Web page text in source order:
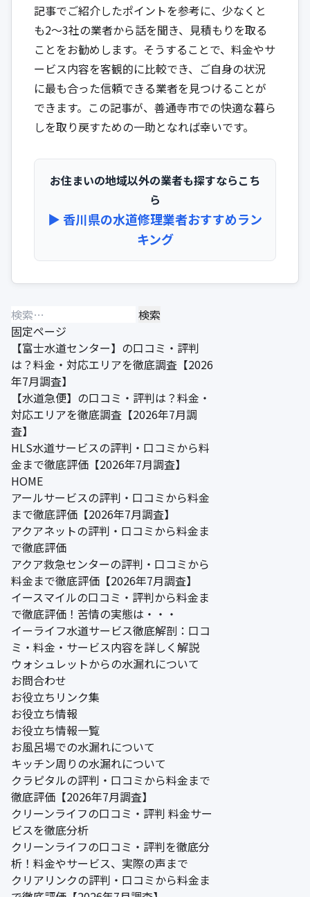
記事でご紹介したポイントを参考に、少なくと
も2〜3社の業者から話を聞き、見積もりを取る
ことをお勧めします。そうすることで、料金やサ
ービス内容を客観的に比較でき、ご自身の状況
に最も合った信頼できる業者を見つけることが
できます。この記事が、善通寺市での快適な暮ら
しを取り戻すための一助となれば幸いです。
お住まいの地域以外の業者も探すならこち
ら
▶︎ 香川県の水道修理業者おすすめラン
キング
検
索:
固定ページ
【富士水道センター】の口コミ・評判
は？料金・対応エリアを徹底調査【2026
年7月調査】
【水道急便】の口コミ・評判は？料金・
対応エリアを徹底調査【2026年7月調
査】
HLS水道サービスの評判・口コミから料
金まで徹底評価【2026年7月調査】
HOME
アールサービスの評判・口コミから料金
まで徹底評価【2026年7月調査】
アクアネットの評判・口コミから料金ま
で徹底評価
アクア救急センターの評判・口コミから
料金まで徹底評価【2026年7月調査】
イースマイルの口コミ・評判から料金ま
で徹底評価！苦情の実態は・・・
イーライフ水道サービス徹底解剖：口コ
ミ・料金・サービス内容を詳しく解説
ウォシュレットからの水漏れについて
お問合わせ
お役立ちリンク集
お役立ち情報
お役立ち情報一覧
お風呂場での水漏れについて
キッチン周りの水漏れについて
クラピタルの評判・口コミから料金まで
徹底評価【2026年7月調査】
クリーンライフの口コミ・評判 料金サー
ビスを徹底分析
クリーンライフの口コミ・評判を徹底分
析！料金やサービス、実際の声まで
クリアリンクの評判・口コミから料金ま